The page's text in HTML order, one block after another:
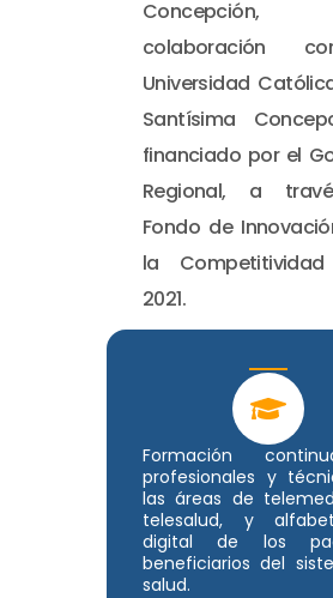
Formación
profesionales y
las áreas de
telesalud, y
digital de los
beneficiarios del
salud.
colaboración
Universidad
Santísima
financiado por el
Regional, a
Fondo de
la Competitividad
2021.